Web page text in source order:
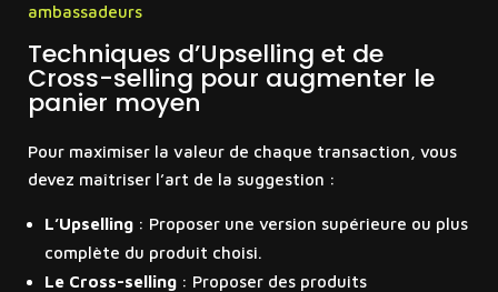
ambassadeurs
Techniques d’Upselling et de
Cross-selling pour augmenter le
panier moyen
Pour maximiser la valeur de chaque transaction, vous
devez maîtriser l’art de la suggestion :
L’Upselling: Proposer une version supérieure ou plus
complète du produit choisi.
Le Cross-selling: Proposer des produits